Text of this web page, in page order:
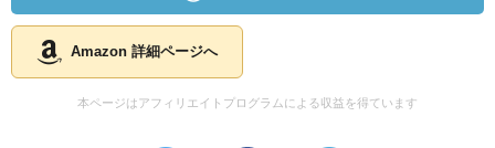
Amazon 詳細ページへ
本ページはアフィリエイトプログラムによる収益を得ています